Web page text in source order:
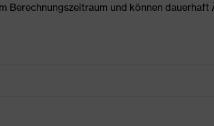
Berechnungszeitraum und können dauerhaft